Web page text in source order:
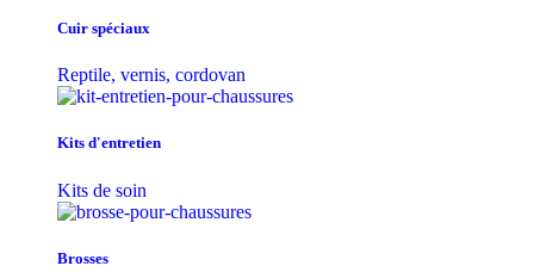
Cuir spéciaux
Reptile, vernis, cordovan
Kits d'entretien
Kits de soin
Brosses